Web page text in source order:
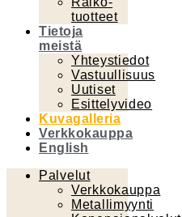
tuotteet
Tietoja
meistä
Yhteystiedot
Vastuullisuus
Uutiset
Esittelyvideo
Kuvagalleria
Verkkokauppa
English
Palvelut
Verkkokauppa
Metallimyynti